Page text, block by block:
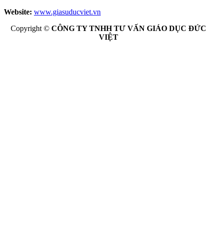
Website: www.giasuducviet.vn
Copyright © CÔNG TY TNHH TƯ VẤN GIÁO DỤC ĐỨC
VIỆT